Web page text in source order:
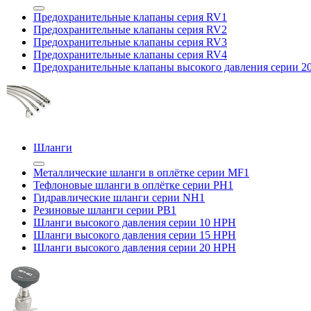
Предохранительные клапаны серия RV1
Предохранительные клапаны серия RV2
Предохранительные клапаны серия RV3
Предохранительные клапаны серия RV4
Предохранительные клапаны высокого давления серии
Шланги
Металлические шланги в оплётке серии MF1
Тефлоновые шланги в оплётке серии PH1
Гидравлические шланги серии NH1
Резиновые шланги серии PB1
Шланги высокого давления серии 10 HPH
Шланги высокого давления серии 15 HPH
Шланги высокого давления серии 20 HPH